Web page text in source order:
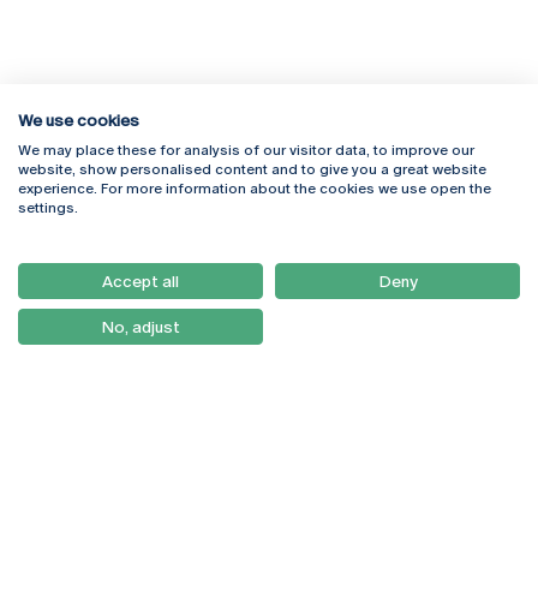
Rua Diogo Botelho 1327
4169-005 Porto
+351 226 196 240
Campus Online
Webmail
Como Chegar
Newsletter
We use cookies
We may place these for analysis of our visitor data, to improve our
website, show personalised content and to give you a great website
experience. For more information about the cookies we use open the
settings.
Accept all Deny
No, adjust